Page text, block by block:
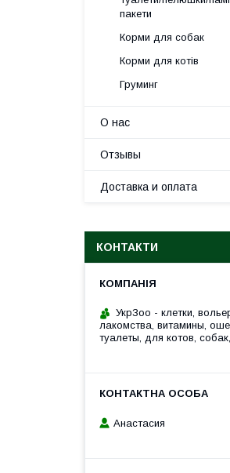
пакети
Корми для собак
Корми для котів
Груминг
О нас
Отзывы
Доставка и оплата
КОНТАКТИ
УкрЗоо - клетки,
лакомства, витамины,
туалеты, для котов,
Анастасия